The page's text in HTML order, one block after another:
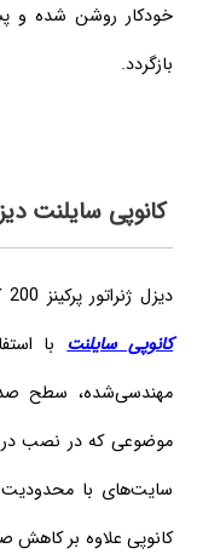
خودکار روشن شده و
بازگردد.
کانوپی سایلنت دیزل
دیزل ژنراتور پرکینز 200 کاوا قابلیت تجهیز به
کانوپی سایلنتبا
مهندسی‌شده، سطح
موضوعی که در نصب در
سایت‌های با
کانوپی علاوه بر کاهش